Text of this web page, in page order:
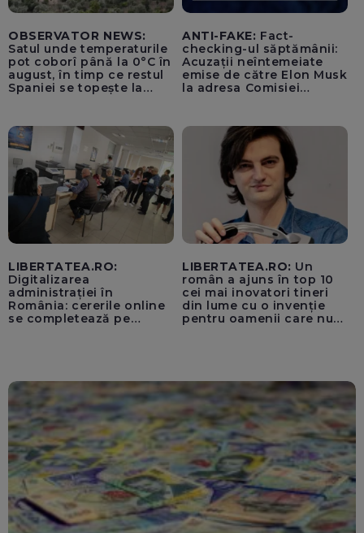
OBSERVATOR NEWS:
Satul unde temperaturile
pot coborî până la 0°C în
august, în timp ce restul
Spaniei se topește la
ANTI-FAKE: Fact-
checking-ul săptămânii:
Acuzații neîntemeiate
emise de către Elon Musk
la adresa Comisiei
pentru instaurarea
„cenzurii” pe platforma X
LIBERTATEA.RO:
Digitalizarea
administrației în
România: cererile online
se completează pe
LIBERTATEA.RO: Un
român a ajuns în top 10
cei mai inovatori tineri
din lume cu o invenție
pentru oamenii care nu